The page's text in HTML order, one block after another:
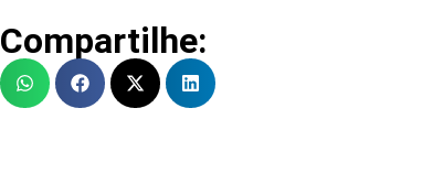
Compartilhe: